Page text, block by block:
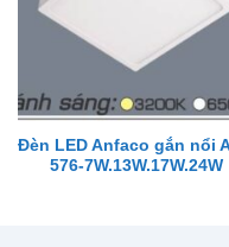
Đèn LED Anfaco gắn nổi
576-7W.13W.17W.24W